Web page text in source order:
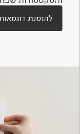
להזמנת